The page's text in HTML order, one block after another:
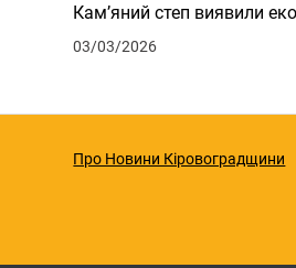
Кам’яний степ виявили
03/03/2026
Про Новини Кіровоградщини